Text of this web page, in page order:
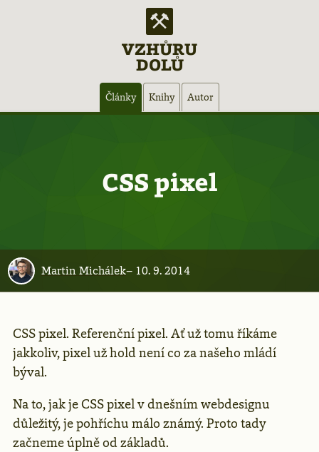
VZHŮRU
DOLŮ
Články Knihy Autor
CSS pixel
Martin Michálek– 10. 9. 2014
CSS pixel. Referenční pixel. Ať už tomu říkáme
jakkoliv, pixel už hold není co za našeho mládí
býval.
Na to, jak je CSS pixel v dnešním webdesignu
důležitý, je pohříchu málo známý. Proto tady
začneme úplně od základů.